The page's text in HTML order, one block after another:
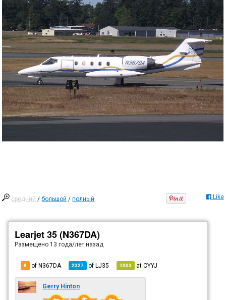
средний /большой /полный Like
Learjet 35 (N367DA)
Размещено 13 года/лет назад
6 of N367DA 2327 ofLJ35 1003 atCYYJ
Gerry Hinton